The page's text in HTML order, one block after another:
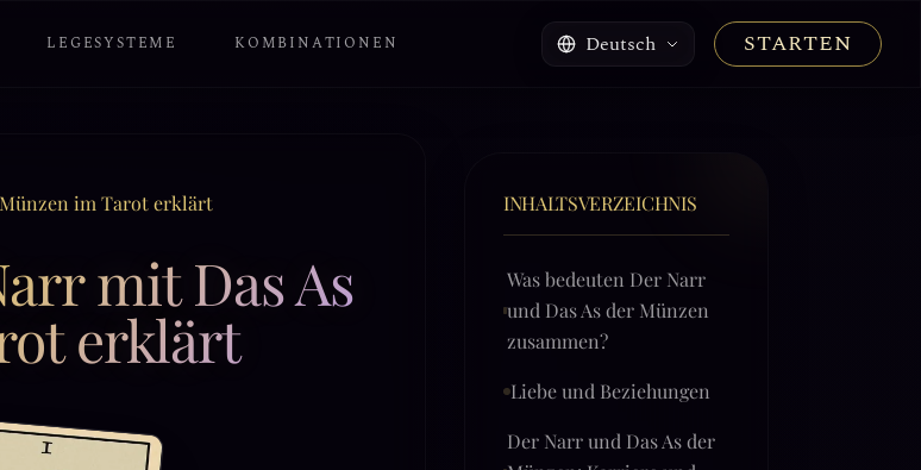
LEGESYSTEME KOMBINATIONEN Deutsch STARTEN
im Tarot erklärt
mit Das As
erklärt
und Das As der Münzen
zusammen?
Münzen: Karriere und